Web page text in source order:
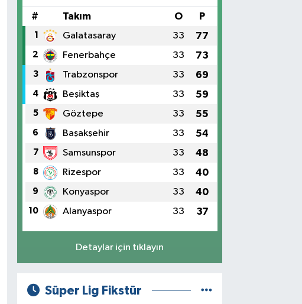
# Takım O P
1 Galatasaray 33 77
2 Fenerbahçe 33 73
3 Trabzonspor 33 69
4 Beşiktaş 33 59
5 Göztepe 33 55
6 Başakşehir 33 54
7 Samsunspor 33 48
8 Rizespor 33 40
9 Konyaspor 33 40
10 Alanyaspor 33 37
Detaylar için tıklayın
Süper Lig Fikstür